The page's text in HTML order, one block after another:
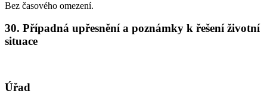
Bez časového omezení.
30. Případná upřesnění a poznámky k řešení životní
situace
Úřad